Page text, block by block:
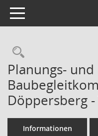
Toggle navigation
Planungs- und
Döppersberg
Informationen